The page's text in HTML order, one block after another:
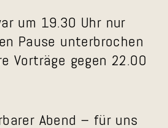
um 19.30 Uhr nur
Pause unterbrochen
Vorträge gegen 22.00
Abend – für uns